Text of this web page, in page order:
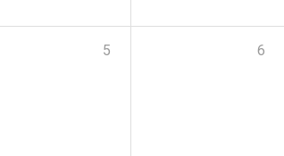
5 6